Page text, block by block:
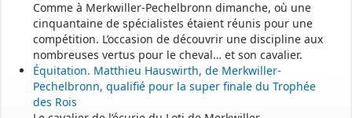
Comme à Merkwiller-Pechelbronn dimanche, où une
cinquantaine de spécialistes étaient réunis pour une
compétition. L’occasion de découvrir une discipline aux
nombreuses vertus pour le cheval… et son cavalier.
Équitation. Matthieu Hauswirth, de Merkwiller-
Pechelbronn, qualifié pour la super finale du Trophée
des Rois